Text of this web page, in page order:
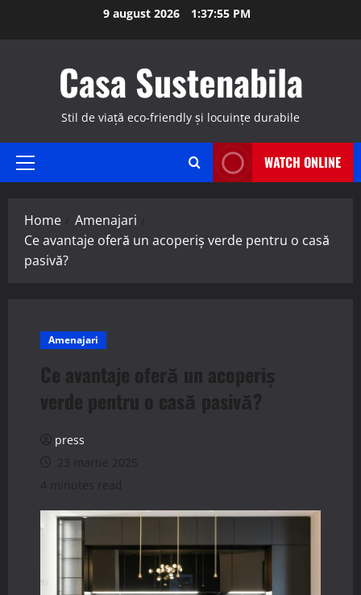
9 august 2026 1:37:56 PM
Casa Sustenabila
Stil de viață eco-friendly și locuințe durabile
Primary
WATCH ONLINE
Home
Amenajari
Ce avantaje oferă un acoperiș verde pentru o casă
pasivă?
Amenajari
Ce avantaje oferă un acoperiș
verde pentru o casă pasivă?
press
23 martie 2025
4 minutes read